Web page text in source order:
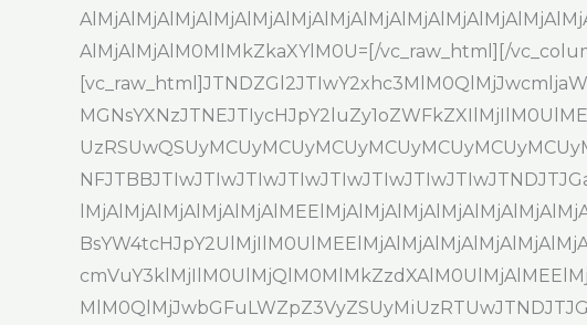
AlMjAlMjAlM0MlMkZkaXYlM0U=[/vc_raw_html][/